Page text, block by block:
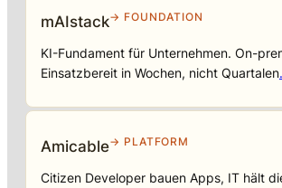
mAIstack→ FOUNDATION
KI-Fundament für Unternehmen. On-
Einsatzbereit in Wochen, nicht Quartalen.
Amicable→ PLATFORM
Citizen Developer bauen Apps, IT hält